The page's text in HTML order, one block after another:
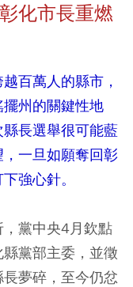
化市長重燃
百萬人的縣市，
州的關鍵性地
長選舉很可能藍
一旦如願奪回彰
強心針。
黨中央4月欽點
黨部主委，並徵
夢碎，至今仍忿